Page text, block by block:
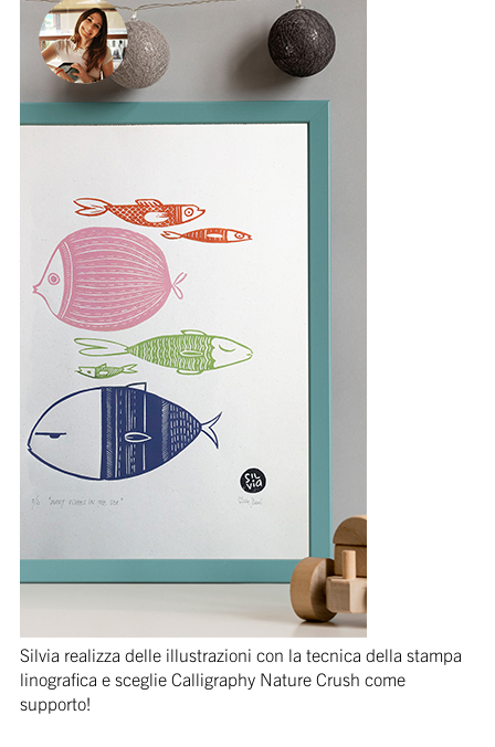
Silvia realizza delle illustrazioni con la tecnica della stampa
linografica e sceglie Calligraphy Nature Crush come
supporto!